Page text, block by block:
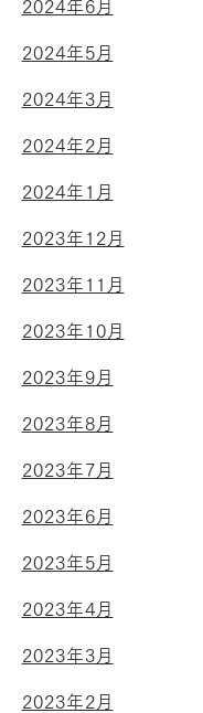
2024年6月
2024年5月
2024年3月
2024年2月
2024年1月
2023年12月
2023年11月
2023年10月
2023年9月
2023年8月
2023年7月
2023年6月
2023年5月
2023年4月
2023年3月
2023年2月